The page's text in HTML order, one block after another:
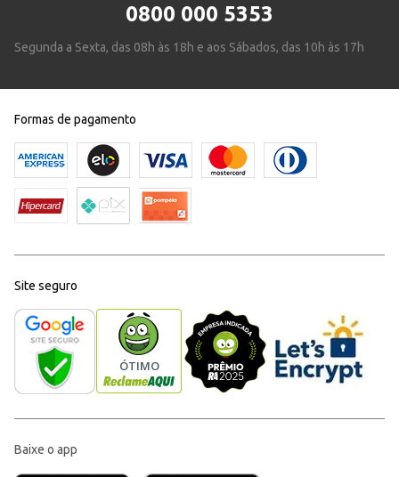
0800 000 5353
Segunda a Sexta, das 08h às 18h e aos Sábados, das 10h às 17h
Formas de pagamento
Site seguro
Baixe o app